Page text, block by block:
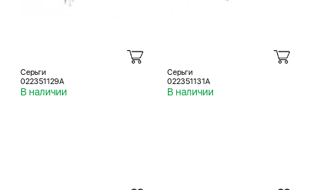
Серьги
022351129A
В наличии
Серьги
022351131A
В наличии